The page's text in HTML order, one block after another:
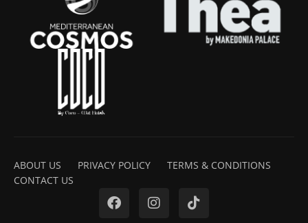
ABOUT US PRIVACY POLICY
TERMS & CONDITIONS
CONTACT US